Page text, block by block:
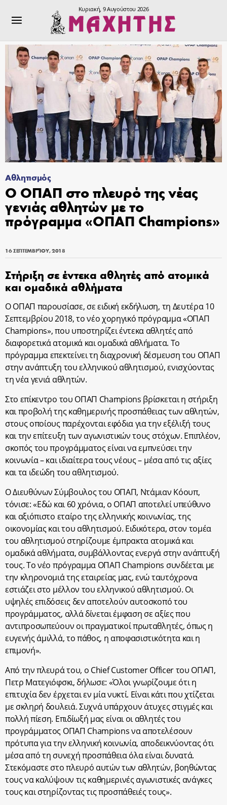
Κυριακή, 9 Αυγούστου 2026
Αθλητισμός
Ο ΟΠΑΠ στο πλευρό της νέας
γενιάς αθλητών με το
πρόγραμμα «ΟΠΑΠ Champions»
16 ΣΕΠΤΕΜΒΡΊΟΥ, 2018
Στήριξη σε έντεκα αθλητές από ατομικά
και ομαδικά αθλήματα
Ο ΟΠΑΠ παρουσίασε, σε ειδική εκδήλωση, τη Δευτέρα 10
Σεπτεμβρίου 2018, το νέο χορηγικό πρόγραμμα «ΟΠΑΠ
Champions», που υποστηρίζει έντεκα αθλητές από
διαφορετικά ατομικά και ομαδικά αθλήματα. Το
πρόγραμμα επεκτείνει τη διαχρονική δέσμευση του ΟΠΑΠ
στην ανάπτυξη του ελληνικού αθλητισμού, ενισχύοντας
τη νέα γενιά αθλητών.
Στο επίκεντρο του ΟΠΑΠ Champions βρίσκεται η στήριξη
και προβολή της καθημερινής προσπάθειας των αθλητών,
στους οποίους παρέχονται εφόδια για την εξέλιξή τους
και την επίτευξη των αγωνιστικών τους στόχων. Επιπλέον,
σκοπός του προγράμματος είναι να εμπνεύσει την
κοινωνία – και ιδιαίτερα τους νέους – μέσα από τις αξίες
και τα ιδεώδη του αθλητισμού.
Ο Διευθύνων Σύμβουλος του ΟΠΑΠ, Ντάμιαν Κόουπ,
τόνισε: «Εδώ και 60 χρόνια, ο ΟΠΑΠ αποτελεί υπεύθυνο
και αξιόπιστο εταίρο της ελληνικής κοινωνίας, της
οικονομίας και του αθλητισμού. Ειδικότερα, στον τομέα
του αθλητισμού στηρίζουμε έμπρακτα ατομικά και
ομαδικά αθλήματα, συμβάλλοντας ενεργά στην ανάπτυξή
τους. Το νέο πρόγραμμα ΟΠΑΠ Champions συνδέεται με
την κληρονομιά της εταιρείας μας, ενώ ταυτόχρονα
εστιάζει στο μέλλον του ελληνικού αθλητισμού. Οι
υψηλές επιδόσεις δεν αποτελούν αυτοσκοπό του
προγράμματος, αλλά δίνεται έμφαση σε αξίες που
αντιπροσωπεύουν οι πραγματικοί πρωταθλητές, όπως η
ευγενής άμιλλά, το πάθος, η αποφασιστικότητα και η
επιμονή».
Από την πλευρά του, o Chief Customer Officer του ΟΠΑΠ,
Πετρ Ματεγιόφσκι, δήλωσε: «Όλοι γνωρίζουμε ότι η
επιτυχία δεν έρχεται εν μία νυκτί. Είναι κάτι που χτίζεται
με σκληρή δουλειά. Συχνά υπάρχουν άτυχες στιγμές και
πολλή πίεση. Επιδίωξή μας είναι οι αθλητές του
προγράμματος ΟΠΑΠ Champions να αποτελέσουν
πρότυπα για την ελληνική κοινωνία, αποδεικνύοντας ότι
μέσα από τη συνεχή προσπάθεια όλα είναι δυνατά.
Στεκόμαστε στο πλευρό αυτών των αθλητών, βοηθώντας
τους να καλύψουν τις καθημερινές αγωνιστικές ανάγκες
τους και στηρίζοντας τις προσπάθειές τους».